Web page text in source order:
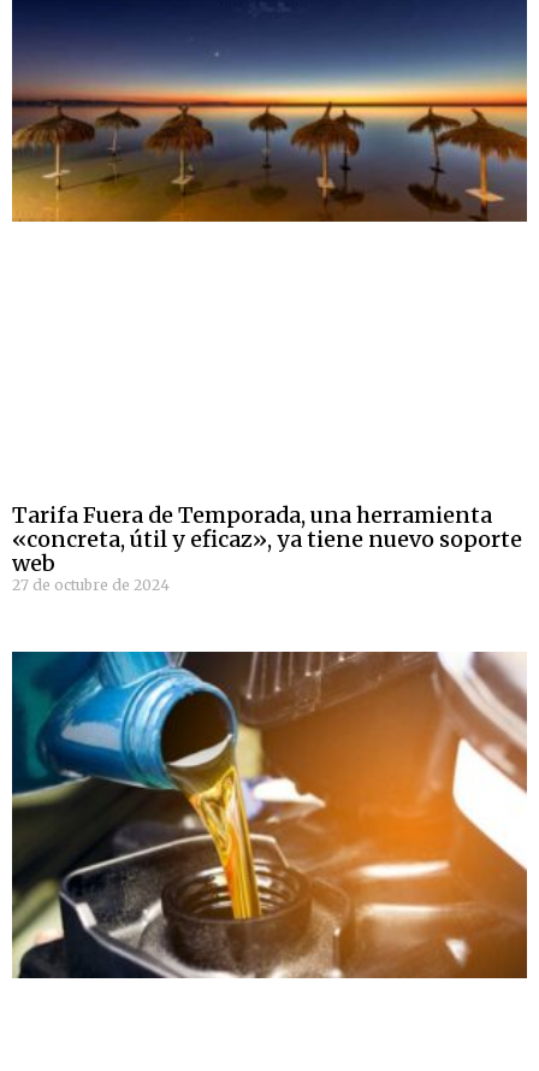
Tarifa Fuera de Temporada, una herramienta
«concreta, útil y eficaz», ya tiene nuevo soporte
web
27 de octubre de 2024